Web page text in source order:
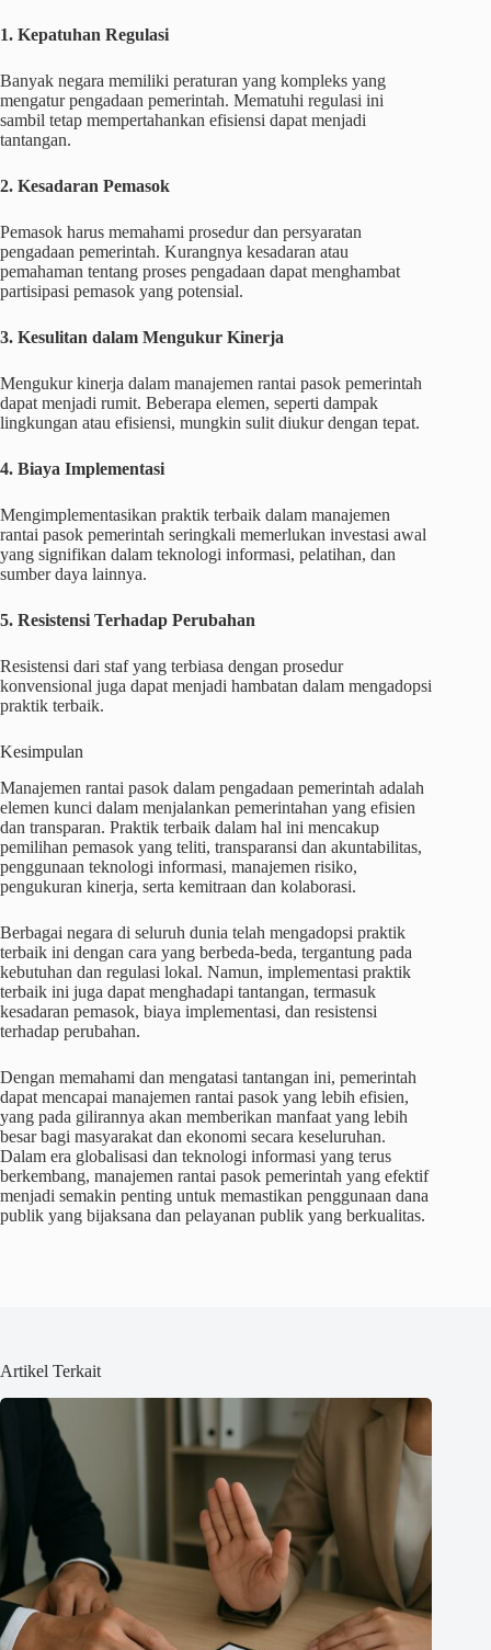
1. Kepatuhan Regulasi
Banyak negara memiliki peraturan yang kompleks yang
mengatur pengadaan pemerintah. Mematuhi regulasi ini
sambil tetap mempertahankan efisiensi dapat menjadi
tantangan.
2. Kesadaran Pemasok
Pemasok harus memahami prosedur dan persyaratan
pengadaan pemerintah. Kurangnya kesadaran atau
pemahaman tentang proses pengadaan dapat menghambat
partisipasi pemasok yang potensial.
3. Kesulitan dalam Mengukur Kinerja
Mengukur kinerja dalam manajemen rantai pasok pemerintah
dapat menjadi rumit. Beberapa elemen, seperti dampak
lingkungan atau efisiensi, mungkin sulit diukur dengan tepat.
4. Biaya Implementasi
Mengimplementasikan praktik terbaik dalam manajemen
rantai pasok pemerintah seringkali memerlukan investasi awal
yang signifikan dalam teknologi informasi, pelatihan, dan
sumber daya lainnya.
5. Resistensi Terhadap Perubahan
Resistensi dari staf yang terbiasa dengan prosedur
konvensional juga dapat menjadi hambatan dalam mengadopsi
praktik terbaik.
Kesimpulan
Manajemen rantai pasok dalam pengadaan pemerintah adalah
elemen kunci dalam menjalankan pemerintahan yang efisien
dan transparan. Praktik terbaik dalam hal ini mencakup
pemilihan pemasok yang teliti, transparansi dan akuntabilitas,
penggunaan teknologi informasi, manajemen risiko,
pengukuran kinerja, serta kemitraan dan kolaborasi.
Berbagai negara di seluruh dunia telah mengadopsi praktik
terbaik ini dengan cara yang berbeda-beda, tergantung pada
kebutuhan dan regulasi lokal. Namun, implementasi praktik
terbaik ini juga dapat menghadapi tantangan, termasuk
kesadaran pemasok, biaya implementasi, dan resistensi
terhadap perubahan.
Dengan memahami dan mengatasi tantangan ini, pemerintah
dapat mencapai manajemen rantai pasok yang lebih efisien,
yang pada gilirannya akan memberikan manfaat yang lebih
besar bagi masyarakat dan ekonomi secara keseluruhan.
Dalam era globalisasi dan teknologi informasi yang terus
berkembang, manajemen rantai pasok pemerintah yang efektif
menjadi semakin penting untuk memastikan penggunaan dana
publik yang bijaksana dan pelayanan publik yang berkualitas.
Artikel Terkait